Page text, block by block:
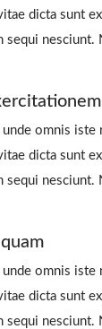
dicta sunt
sequi nesciunt.
omnis
dicta sunt
sequi nesciunt.
omnis
dicta sunt
sequi nesciunt.